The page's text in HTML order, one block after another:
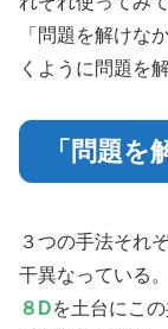
「問題を解けな
くように問題を
「問題を
３つの手法それ
干異なっている
８Dを土台にこ